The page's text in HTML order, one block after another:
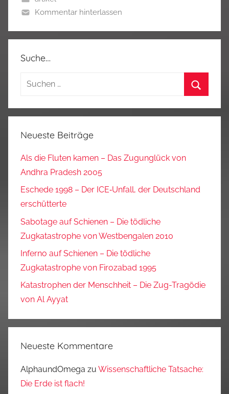
Kommentar hinterlassen
Suche…
Suchen
Neueste Beiträge
Als die Fluten kamen – Das Zugunglück von
Andhra Pradesh 2005
Eschede 1998 – Der ICE‑Unfall, der Deutschland
erschütterte
Sabotage auf Schienen – Die tödliche
Zugkatastrophe von Westbengalen 2010
Inferno auf Schienen – Die tödliche
Zugkatastrophe von Firozabad 1995
Katastrophen der Menschheit – Die Zug-Tragödie
von Al Ayyat
Neueste Kommentare
AlphaundOmega zu Wissenschaftliche Tatsache:
Die Erde ist flach!